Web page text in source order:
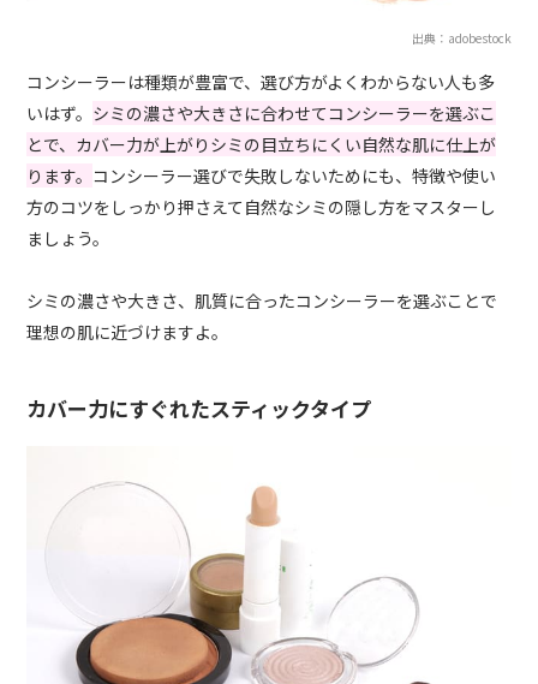
出典：adobestock
コンシーラーは種類が豊富で、選び方がよくわからない人も多
いはず。 シミの濃さや大きさに合わせてコンシーラーを選ぶこ
とで、カバー力が上がりシミの目立ちにくい自然な肌に仕上が
ります。 コンシーラー選びで失敗しないためにも、特徴や使い
方のコツをしっかり押さえて自然なシミの隠し方をマスターし
ましょう。
シミの濃さや大きさ、肌質に合ったコンシーラーを選ぶことで
理想の肌に近づけますよ。
カバー力にすぐれたスティックタイプ